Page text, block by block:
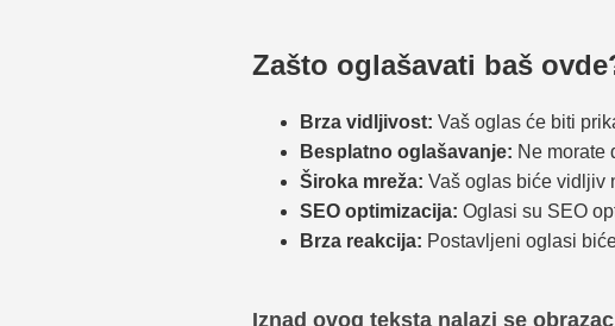
Zašto oglašavati baš
Brza vidljivost: Vaš oglas će biti
Besplatno oglašavanje: Ne morate
Široka mreža: Vaš oglas biće vidljiv
SEO optimizacija: Oglasi su SEO
Brza reakcija: Postavljeni oglasi
Iznad ovog teksta nalazi se